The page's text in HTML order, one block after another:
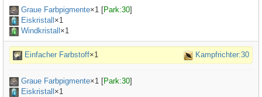
Graue Farbpigmente×1 [Park:30]
Eiskristall ×1
Windkristall ×1
Einfacher Farbstoff×1 Kampfrichter:30
Graue Farbpigmente×1 [Park:30]
Eiskristall ×1